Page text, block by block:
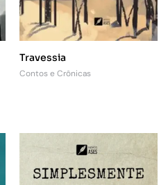
Travessia
Contos e Crônicas